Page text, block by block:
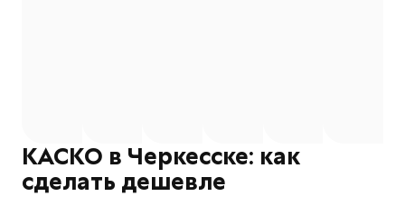
КАСКО в Черкесске: как
сделать дешевле